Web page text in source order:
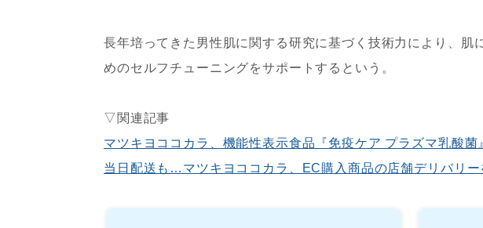
長年培ってきた男性肌に関する研究に基づく技術力により、肌
めのセルフチューニングをサポートするという。
▽関連記事
マツキヨココカラ、機能性表示食品『免疫ケア プラズマ乳酸菌
当日配送も…マツキヨココカラ、EC購入商品の店舗デリバリー